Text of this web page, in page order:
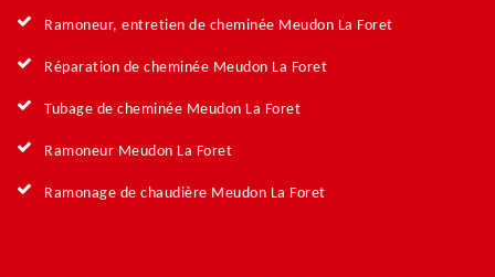
Ramoneur, entretien de cheminée Meudon La Foret
Réparation de cheminée Meudon La Foret
Tubage de cheminée Meudon La Foret
Ramoneur Meudon La Foret
Ramonage de chaudière Meudon La Foret